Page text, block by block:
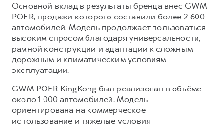
Основной вклад в результаты бренда внес GWM
POER, продажи которого составили более 2 600
автомобилей. Модель продолжает пользоваться
высоким спросом благодаря универсальности,
рамной конструкции и адаптации к сложным
дорожным и климатическим условиям
эксплуатации.
GWM POER KingKong был реализован в объёме
около 1 000 автомобилей. Модель
ориентирована на коммерческое
использование и тяжелые условия